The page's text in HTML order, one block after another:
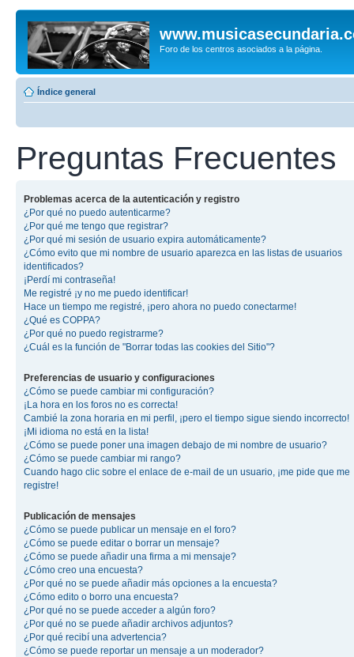
Foro de los centros asociados a la página.
Índice general
Preguntas Frecuentes
Problemas acerca de la autenticación y registro
¿Por qué no puedo autenticarme?
¿Por qué me tengo que registrar?
¿Por qué mi sesión de usuario expira automáticamente?
¿Cómo evito que mi nombre de usuario aparezca en las listas de usuarios
identificados?
¡Perdí mi contraseña!
Me registré ¡y no me puedo identificar!
Hace un tiempo me registré, ¡pero ahora no puedo conectarme!
¿Qué es COPPA?
¿Por qué no puedo registrarme?
¿Cuál es la función de "Borrar todas las cookies del Sitio"?
Preferencias de usuario y configuraciones
¿Cómo se puede cambiar mi configuración?
¡La hora en los foros no es correcta!
Cambié la zona horaria en mi perfil, ¡pero el tiempo sigue siendo incorrecto!
¡Mi idioma no está en la lista!
¿Cómo se puede poner una imagen debajo de mi nombre de usuario?
¿Cómo se puede cambiar mi rango?
Cuando hago clic sobre el enlace de e-mail de un usuario, ¡me pide que me
registre!
Publicación de mensajes
¿Cómo se puede publicar un mensaje en el foro?
¿Cómo se puede editar o borrar un mensaje?
¿Cómo se puede añadir una firma a mi mensaje?
¿Cómo creo una encuesta?
¿Por qué no se puede añadir más opciones a la encuesta?
¿Cómo edito o borro una encuesta?
¿Por qué no se puede acceder a algún foro?
¿Por qué no se puede añadir archivos adjuntos?
¿Por qué recibí una advertencia?
¿Cómo se puede reportar un mensaje a un moderador?